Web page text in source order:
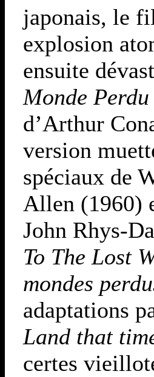
japonais, le
explosion
ensuite
Monde Perdu
d’Arthur
version
spéciaux de
Allen (1960)
John Rhys-
To The Lost
mondes
adaptations
Land that
certes